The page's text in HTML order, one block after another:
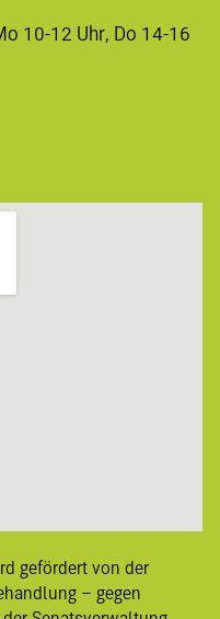
10-12 Uhr, Do 14-16
gefördert von der
– gegen